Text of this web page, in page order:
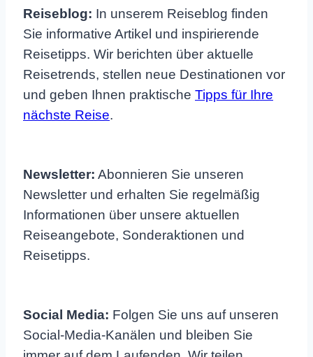
Reiseblog: In unserem Reiseblog finden
Sie informative Artikel und inspirierende
Reisetipps. Wir berichten über aktuelle
Reisetrends, stellen neue Destinationen vor
und geben Ihnen praktische Tipps für Ihre
nächste Reise.
Newsletter: Abonnieren Sie unseren
Newsletter und erhalten Sie regelmäßig
Informationen über unsere aktuellen
Reiseangebote, Sonderaktionen und
Reisetipps.
Social Media: Folgen Sie uns auf unseren
Social-Media-Kanälen und bleiben Sie